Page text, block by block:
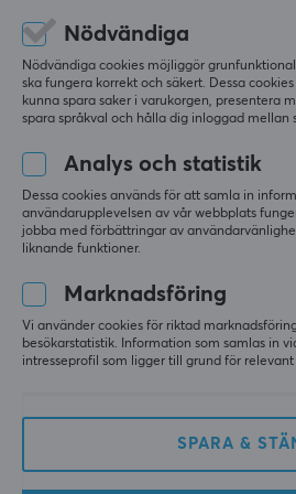
Enkel och bra kvalitet
Mycket bra grepp och lätt att
Visa original
KontrolFreek No-Slip Thumb Grips 8p - (PS5/PS4)
1 like
Tim H
Verifierad köpare
KontrolFreek No-Slip Thumb Grips 8p - (PS5/PS4)
KontrolFreek No-Slip Thumb Grips 8p - (PS5/PS4)
Nödvändiga
Nödvändiga cookies möjliggör
ska fungera korrekt och säkert. Dessa
kunna spara saker i varukorgen, presentera
spara språkval och hålla dig inloggad mellan
Analys och statistik
Dessa cookies används för att samla in
användarupplevelsen av vår webbplats
jobba med förbättringar av
liknande funktioner.
Marknadsföring
Vi använder cookies för riktad
besökarstatistik. Information som samlas in
intresseprofil som ligger till grund för
SPARA &